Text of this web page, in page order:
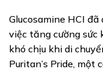
Glucosamine HCI
việc tăng cường sức
khó chịu khi di
Puritan’s Pride,